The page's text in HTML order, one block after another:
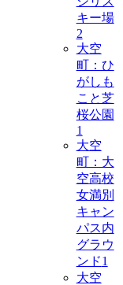
キー場
2
大空
町：ひ
がしも
こと芝
桜公園
1
大空
町：大
空高校
女満別
キャン
パス内
グラウ
ンド1
大空